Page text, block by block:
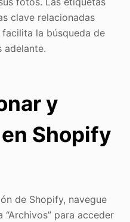
clave relacionadas
la búsqueda de
adelante.
y
Shopify
de Shopify, navegue
“Archivos” para acceder